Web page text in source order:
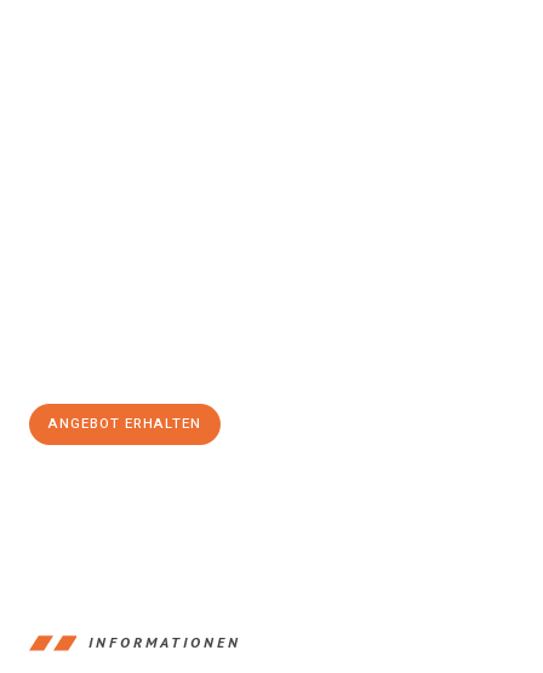
ANGEBOT ERHALTEN
INFORMATIONEN